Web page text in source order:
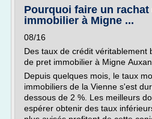
Pourquoi faire un
immobilier à Migne ...
08/16
Des taux de crédit véritablement
de pret immobilier à Migne
Depuis quelques mois, le taux
immobiliers de la Vienne s'est
dessous de 2 %. Les meilleurs
espérer obtenir des taux